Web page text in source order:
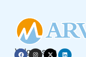
Volg ons op